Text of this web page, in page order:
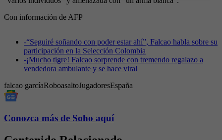
Con información de AFP
-“Seguiré soñando con poder estar ahí”, Falcao habla sobre su
participación en la Selección Colombia
-¡Mucho tigre! Falcao sorprende con tremendo regalazo a
vendedora ambulante y se hace viral
falcao garcíaRoboasaltoJugadoresEspaña
Conozca más de Soho aquí